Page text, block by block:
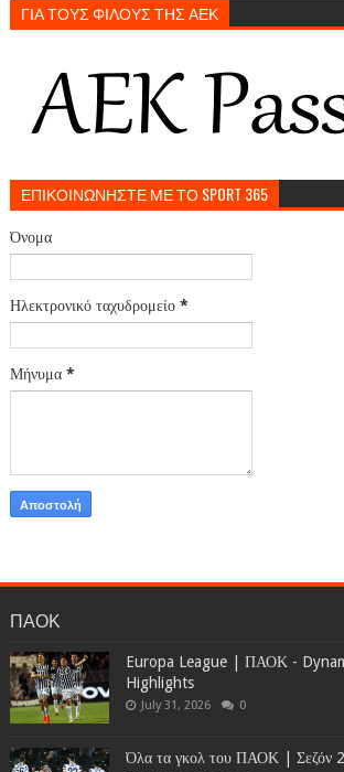
ΓΙΑ ΤΟΥΣ ΦΙΛΟΥΣ ΤΗΣ ΑΕΚ
ΕΠΙΚΟΙΝΩΝΗΣΤΕ ΜΕ ΤΟ SPORT 365
Όνομα
Ηλεκτρονικό ταχυδρομείο *
Μήνυμα *
ΠΑΟΚ
Europa League | ΠΑΟΚ -
Highlights
July 31, 2026 0
Όλα τα γκολ του ΠΑΟΚ | Σεζόν